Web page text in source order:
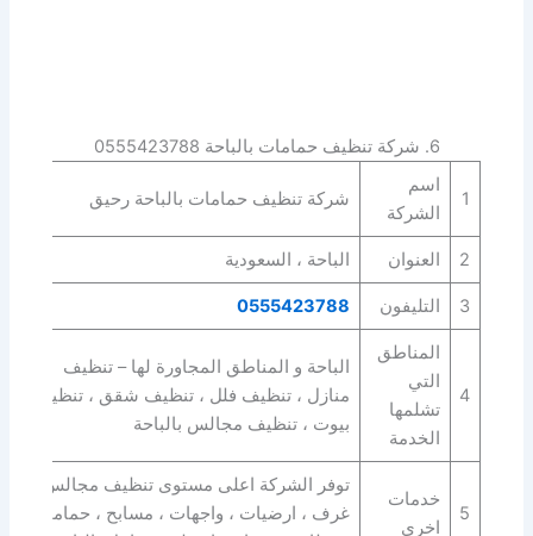
6. شركة تنظيف حمامات بالباحة 0555423788
1
اسم
الشركة
شركة تنظيف حمامات بالباحة رحيق
2 العنوان الباحة ، السعودية
3 التليفون 0555423788
4
المناطق
التي
تشلمها
الخدمة
الباحة و المناطق المجاورة لها – تنظيف
منازل ، تنظيف فلل ، تنظيف شقق ، تنظيف
بيوت ، تنظيف مجالس بالباحة
5
خدمات
اخرى
توفر الشركة اعلى مستوى تنظيف مجالس ،
غرف ، ارضيات ، واجهات ، مسابح ، حمامات